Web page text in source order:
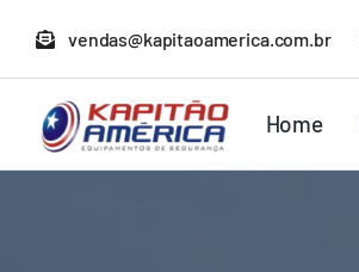
para
conteúdo
vendas@kapitaoamerica.com.br
Home